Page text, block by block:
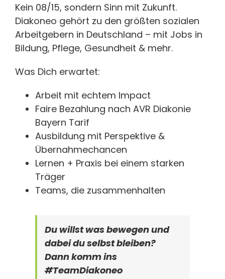
Kein 08/15, sondern Sinn mit Zukunft.
Diakoneo gehört zu den größten sozialen
Arbeitgebern in Deutschland – mit Jobs in
Bildung, Pflege, Gesundheit & mehr.
Was Dich erwartet:
Arbeit mit echtem Impact
Faire Bezahlung nach AVR Diakonie
Bayern Tarif
Ausbildung mit Perspektive &
Übernahmechancen
Lernen + Praxis bei einem starken
Träger
Teams, die zusammenhalten
Du willst was bewegen und
dabei du selbst bleiben?
Dann komm ins
#TeamDiakoneo